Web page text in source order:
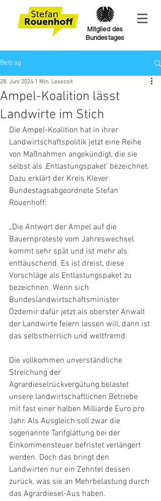
Mitglied des
Bundestages
Beitrag
Ampel-Koalition lässt
Landwirte im Stich
28. Juni 2024 1 Min. Lesezeit
Die Ampel-Koalition hat in ihrer
Landwirtschaftspolitik jetzt eine Reihe
von Maßnahmen angekündigt, die sie
selbst als ‚Entlastungspaket‘ bezeichnet.
Dazu erklärt der Kreis Klever
Bundestagsabgeordnete Stefan
Rouenhoff:
„Die Antwort der Ampel auf die
Bauernproteste vom Jahreswechsel
kommt sehr spät und ist mehr als
enttäuschend. Es ist dreist, diese
Vorschläge als Entlastungspaket zu
bezeichnen. Wenn sich
Bundeslandwirtschaftsminister
Özdemir dafür jetzt als oberster Anwalt
der Landwirte feiern lassen will, dann ist
das selbstherrlich und weltfremd.
Die vollkommen unverständliche
Streichung der
Agrardieselrückvergütung belastet
unsere landwirtschaftlichen Betriebe
mit fast einer halben Milliarde Euro pro
Jahr. Als Ausgleich soll zwar die
sogenannte Tarifglättung bei der
Einkommensteuer befristet verlängert
werden. Doch das bringt den
Landwirten nur ein Zehntel dessen
zurück, was sie an Mehrbelastung durch
das Agrardiesel-Aus haben.